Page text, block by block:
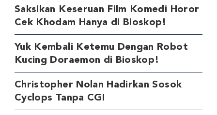
Saksikan Keseruan Film Komedi Horor
Cek Khodam Hanya di Bioskop!
Yuk Kembali Ketemu Dengan Robot
Kucing Doraemon di Bioskop!
Christopher Nolan Hadirkan Sosok
Cyclops Tanpa CGI